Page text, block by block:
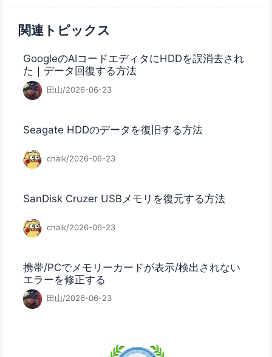
関連トピックス
GoogleのAIコードエディタにHDDを誤消去され
た｜データ回復する方法
田山/2026-06-23
Seagate HDDのデータを復旧する方法
chalk/2026-06-23
SanDisk Cruzer USBメモリを復元する方法
chalk/2026-06-23
携帯/PCでメモリーカードが表示/検出されない
エラーを修正する
田山/2026-06-23